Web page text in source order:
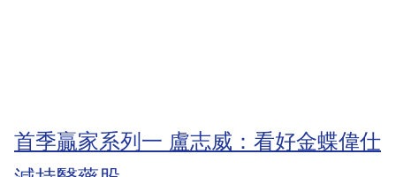
首季贏家系列一 盧志威：看好金蝶偉仕